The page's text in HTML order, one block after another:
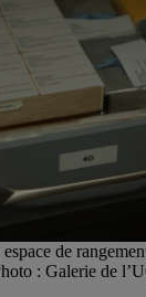
de
: Galerie de